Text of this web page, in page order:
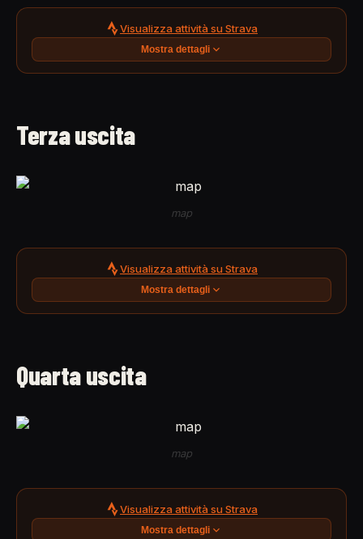
Visualizza attività su Strava
Mostra dettagli
Terza uscita
map
Visualizza attività su Strava
Mostra dettagli
Quarta uscita
map
Visualizza attività su Strava
Mostra dettagli